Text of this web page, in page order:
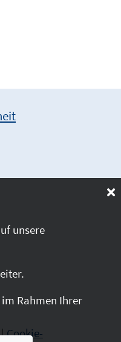
Cookie-
unsere
Rahmen Ihrer